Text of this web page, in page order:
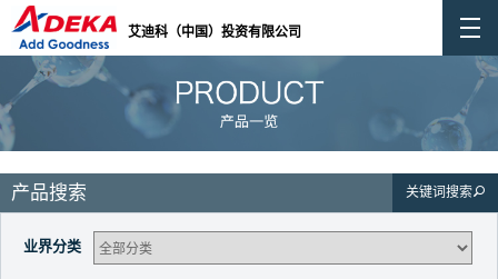
艾迪科（中国）投资有限公司
产品搜索 关键词搜索
业界分类